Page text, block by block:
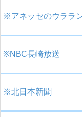
※アネッセのウララ
※NBC長崎放送
※北日本新聞